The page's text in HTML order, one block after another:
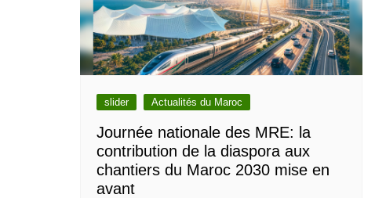
slider Actualités du Maroc
Journée nationale des MRE: la
contribution de la diaspora aux
chantiers du Maroc 2030 mise en
avant